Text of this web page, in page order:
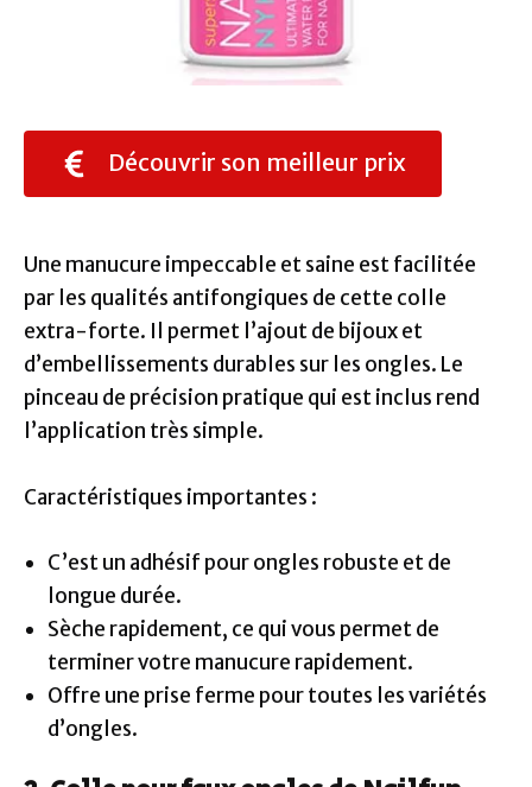
Découvrir son meilleur prix
Une manucure impeccable et saine est facilitée
par les qualités antifongiques de cette colle
extra-forte. Il permet l’ajout de bijoux et
d’embellissements durables sur les ongles. Le
pinceau de précision pratique qui est inclus rend
l’application très simple.
Caractéristiques importantes :
C’est un adhésif pour ongles robuste et de
longue durée.
Sèche rapidement, ce qui vous permet de
terminer votre manucure rapidement.
Offre une prise ferme pour toutes les variétés
d’ongles.